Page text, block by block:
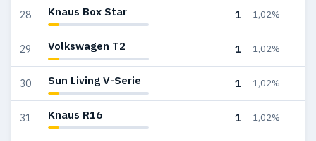
28 Knaus Box Star 1 1,02%
29 Volkswagen T2 1 1,02%
30 Sun Living V-Serie 1 1,02%
31 Knaus R16 1 1,02%